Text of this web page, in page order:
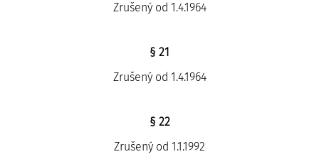
Zrušený od 1.4.1964
§ 21
Zrušený od 1.4.1964
§ 22
Zrušený od 1.1.1992